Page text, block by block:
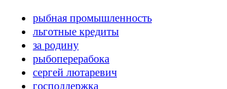
рыбная промышленность
льготные кредиты
за родину
рыбоперерабока
сергей лютаревич
господдержка